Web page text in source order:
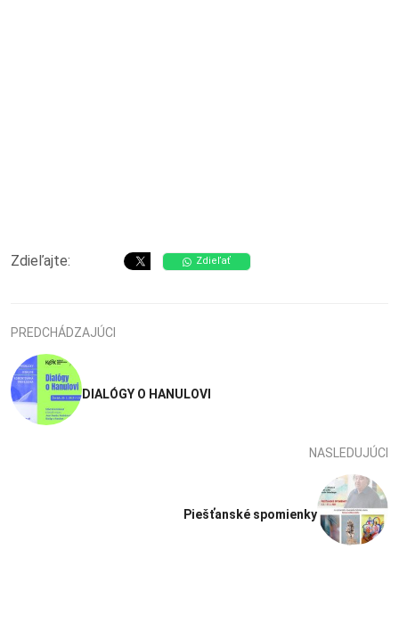
Zdieľajte: Zdieľať
PREDCHÁDZAJÚCI
DIALÓGY O HANULOVI
NASLEDUJÚCI
Piešťanské spomienky